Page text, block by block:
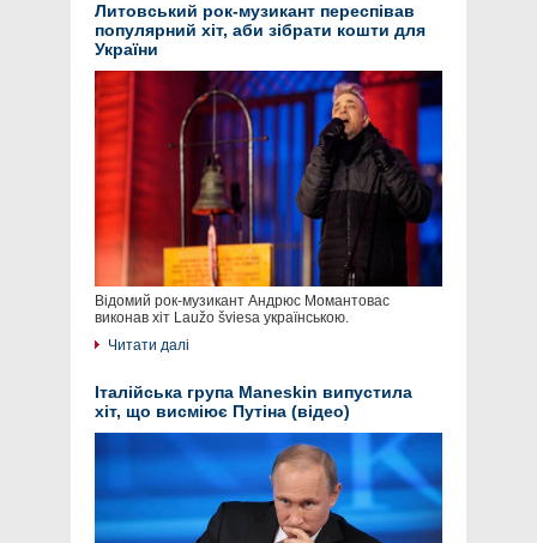
Литовський рок-музикант переспівав
популярний хіт, аби зібрати кошти для
України
Відомий рок-музикант Андрюс Момантовас
виконав хіт Laužo šviesa українською.
Читати далі
Італійська група Maneskin випустила
хіт, що висміює Путіна (відео)